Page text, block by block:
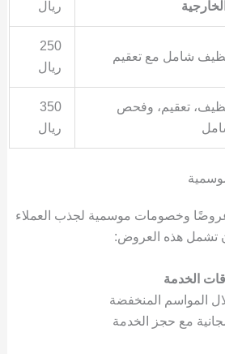
ريال
شامل مع تعقيم
250
ريال
تعقيم، وفحص
350
ريال
وخصومات موسمية لجذب العملاء
تشمل هذه العروض:
الخدمة
المواسم المنخفضة
مع حجز الخدمة